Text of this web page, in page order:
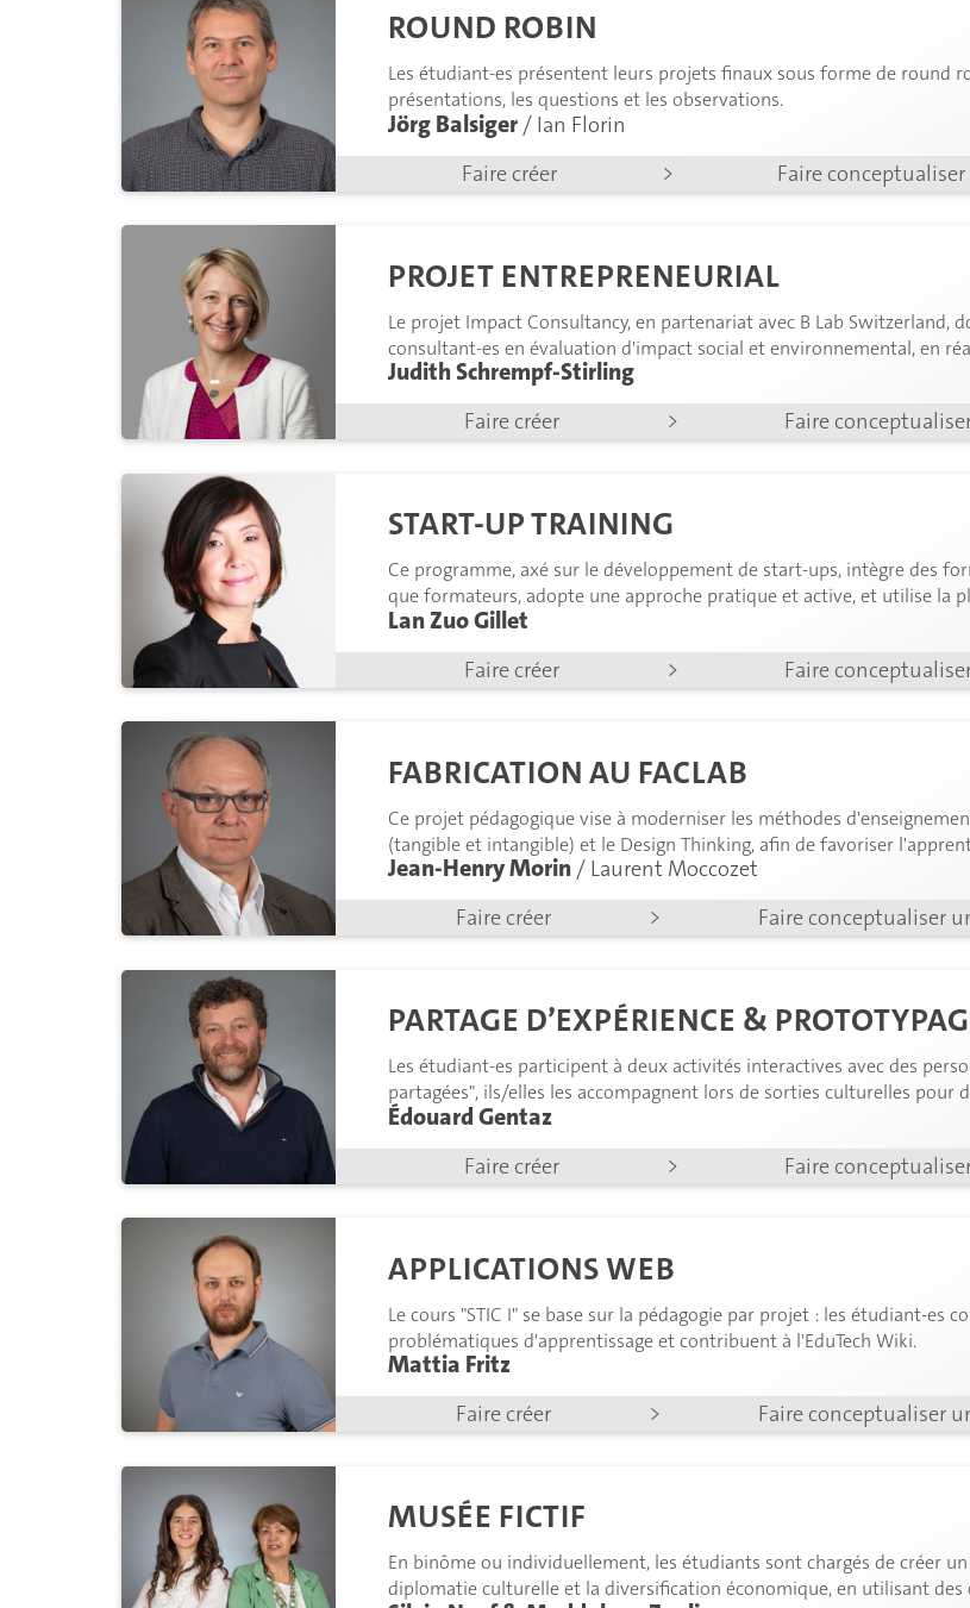
ROUND ROBIN
Jörg Balsiger / Ian Florin
Faire créer > Faire
Les étudiant-es présentent leurs projets finaux sous forme de round
présentations, les questions et les observations.
PROJET ENTREPRENEURIAL
Judith Schrempf-Stirling
Faire créer > Faire
Le projet Impact Consultancy, en partenariat avec B Lab Switzerland,
consultant-es en évaluation d'impact social et environnemental, en
et en proposant des recommandations pour améliorer leurs
START-UP TRAINING
Lan Zuo Gillet
Faire créer > Faire
Ce programme, axé sur le développement de start-ups, intègre des
que formateurs, adopte une approche pratique et active, et utilise la
collaboration et le suivi des projets d'entreprise individuels et de
FABRICATION AU FACLAB
Jean-Henry Morin / Laurent Moccozet
Faire créer > Faire conceptualiser
Ce projet pédagogique vise à moderniser les méthodes
(tangible et intangible) et le Design Thinking, afin de favoriser
évolutions de la société numérique.
PARTAGE D’EXPÉRIENCE &
Édouard Gentaz
Faire créer > Faire
Les étudiant-es participent à deux activités interactives avec des
partagées", ils/elles les accompagnent lors de sorties culturelles
prototypes" ils/elles conçoivent des adaptations innovantes d'objets
APPLICATIONS WEB
Mattia Fritz
Faire créer > Faire conceptualiser
Le cours "STIC I" se base sur la pédagogie par projet : les étudiant-
problématiques d'apprentissage et contribuent à l'EduTech Wiki.
MUSÉE FICTIF
En binôme ou individuellement, les étudiants sont chargés de créer
diplomatie culturelle et la diversification économique, en utilisant des